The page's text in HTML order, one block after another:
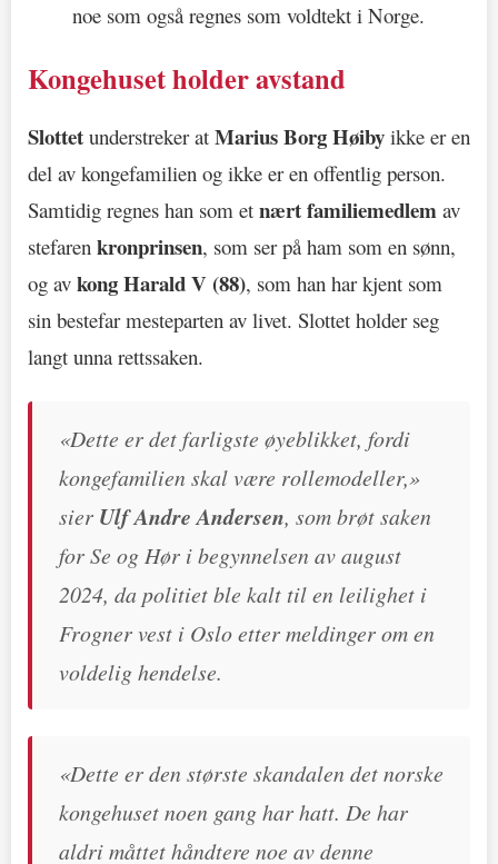
noe som også regnes som voldtekt i Norge.
Kongehuset holder avstand
Slottet understreker at Marius Borg Høiby ikke er en
del av kongefamilien og ikke er en offentlig person.
Samtidig regnes han som et nært familiemedlem av
stefaren kronprinsen, som ser på ham som en sønn,
og av kong Harald V (88), som han har kjent som
sin bestefar mesteparten av livet. Slottet holder seg
langt unna rettssaken.
«Dette er det farligste øyeblikket, fordi
kongefamilien skal være rollemodeller,»
sier Ulf Andre Andersen, som brøt saken
for Se og Hør i begynnelsen av august
2024, da politiet ble kalt til en leilighet i
Frogner vest i Oslo etter meldinger om en
voldelig hendelse.
«Dette er den største skandalen det norske
kongehuset noen gang har hatt. De har
aldri måttet håndtere noe av denne